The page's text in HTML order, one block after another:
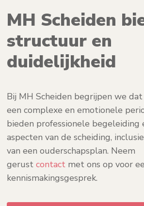
MH Scheiden
structuur en
duidelijkheid
Bij MH Scheiden begrijpen we dat
een complexe en emotionele
bieden professionele begeleiding
aspecten van de scheiding,
van een ouderschapsplan. Neem
gerust contactmet ons op voor
kennismakingsgesprek.